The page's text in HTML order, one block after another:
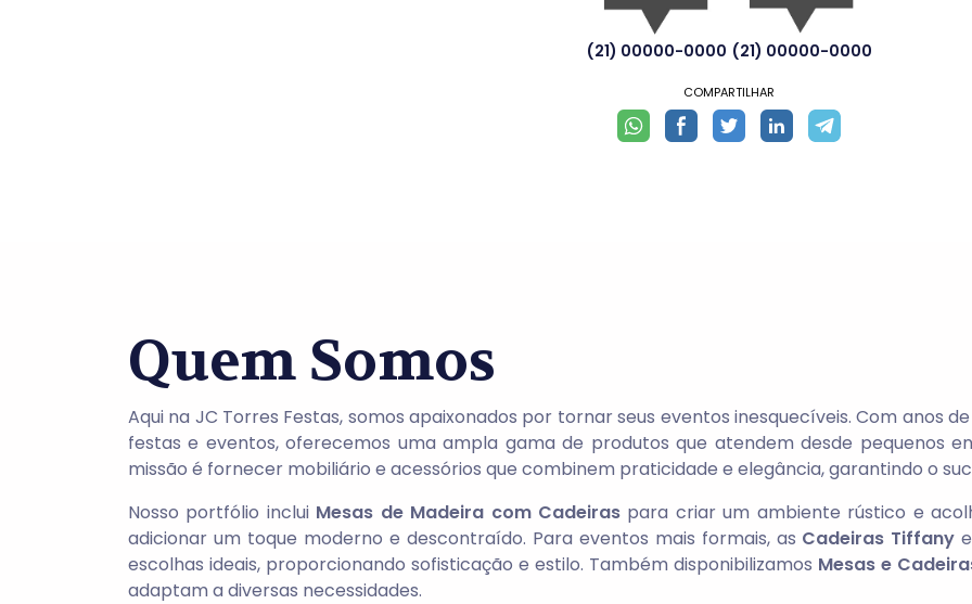
(21) 00000-0000 (21) 00000-0000
COMPARTILHAR
Quem Somos
Aqui na JC Torres Festas, somos apaixonados por tornar seus eventos inesquecíveis. Com anos
festas e eventos, oferecemos uma ampla gama de produtos que atendem desde pequenos
missão é fornecer mobiliário e acessórios que combinem praticidade e elegância, garantindo o
Nosso portfólio inclui Mesas de Madeira com Cadeiras para criar um ambiente rústico e
adicionar um toque moderno e descontraído. Para eventos mais formais, as Cadeiras Tiffany
escolhas ideais, proporcionando sofisticação e estilo. Também disponibilizamos Mesas e
adaptam a diversas necessidades.